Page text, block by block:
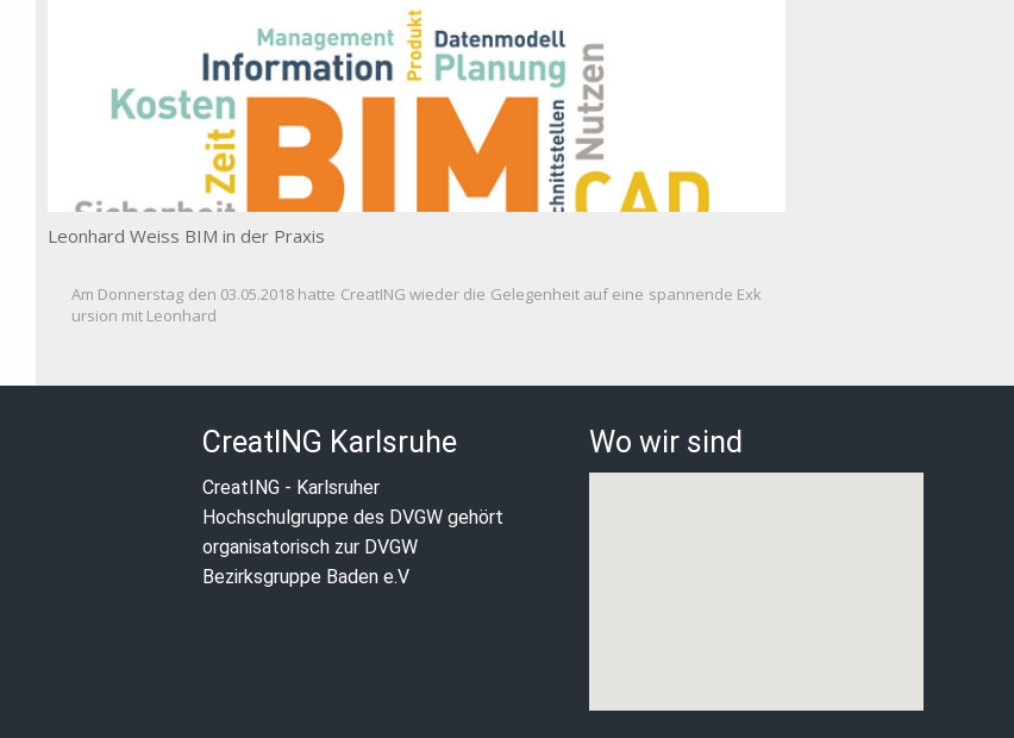
Leonhard Weiss BIM in der Praxis
Am Donnerstag den 03.05.2018 hatte CreatING wieder die Gelegenheit auf eine spannende Exk
ursion mit Leonhard
CreatING Karlsruhe
CreatING - Karlsruher
Hochschulgruppe des DVGW gehört
organisatorisch zur DVGW
Bezirksgruppe Baden e.V
Wo wir sind